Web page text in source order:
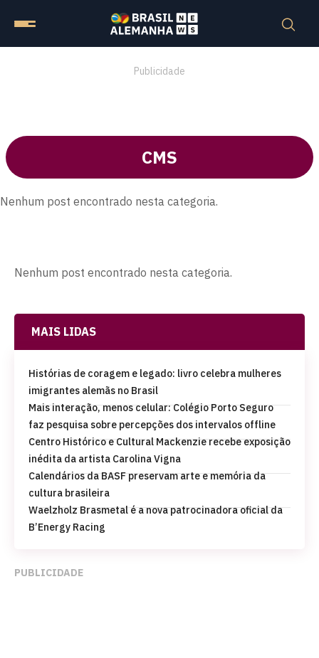
Publicidade
CMS
Nenhum post encontrado nesta categoria.
Nenhum post encontrado nesta categoria.
MAIS LIDAS
Histórias de coragem e legado: livro celebra mulheres
imigrantes alemãs no Brasil
Mais interação, menos celular: Colégio Porto Seguro
faz pesquisa sobre percepções dos intervalos offline
Centro Histórico e Cultural Mackenzie recebe exposição
inédita da artista Carolina Vigna
Calendários da BASF preservam arte e memória da
cultura brasileira
Waelzholz Brasmetal é a nova patrocinadora oficial da
B’Energy Racing
PUBLICIDADE